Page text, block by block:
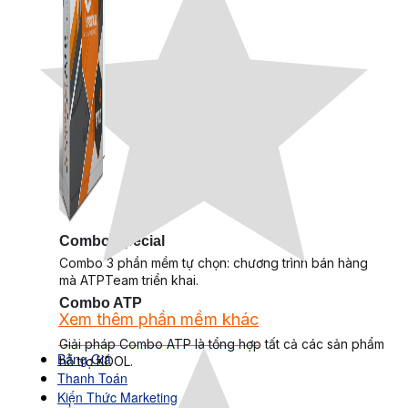
Combo Special
Combo 3 phần mềm tự chọn: chương trình bán hàng
mà ATPTeam triển khai.
Xem thêm phần mềm khác
Xem thêm phần mềm khác
Bảng Giá
Thanh Toán
Kiến Thức Marketing
Combo ATP
Giải pháp Combo ATP là tổng hợp tất cả các sản phẩm
hỗ trợ KDOL.